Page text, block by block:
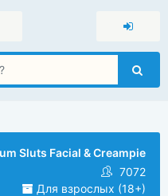
Sluts Facial & Creampie
7072
Для взрослых (18+)